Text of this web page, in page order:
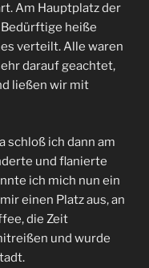
Am Hauptplatz der
heiße
verteilt. Alle waren
darauf geachtet,
ließen wir mit
schloß ich dann am
und flanierte
ich mich nun ein
einen Platz aus, an
die Zeit
und wurde